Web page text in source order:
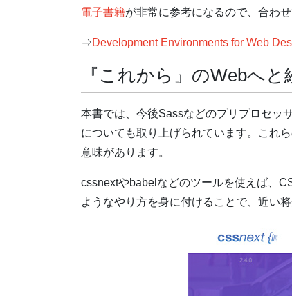
電子書籍が非常に参考になるので、合わ
⇒Development Environments for Web
『これから』のWebへと
本書では、今後Sassなどのプリプロセッ
についても取り上げられています。これ
意味があります。
cssnextやbabelなどのツールを使えば、
ようなやり方を身に付けることで、近い